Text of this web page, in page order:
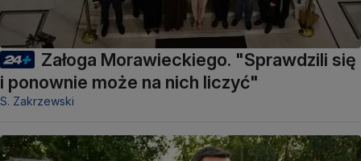
Załoga Morawieckiego. "Sprawdzili się
i ponownie może na nich liczyć"
S. Zakrzewski